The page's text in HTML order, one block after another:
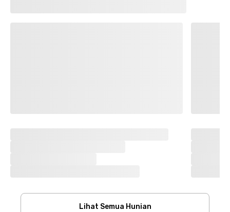
Lihat Semua Hunian